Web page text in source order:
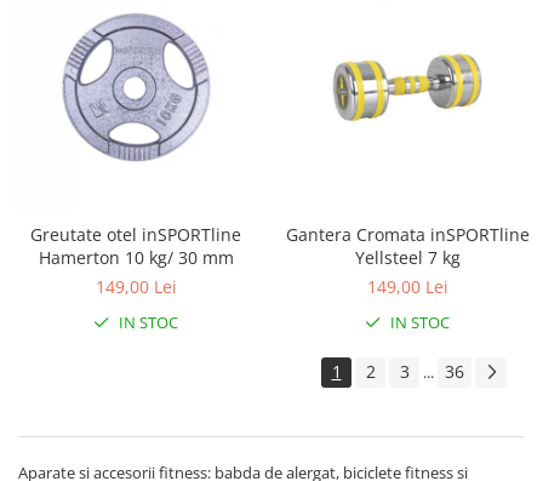
Greutate otel inSPORTline
Hamerton 10 kg/ 30 mm
149,00 Lei
IN STOC
Gantera Cromata inSPORTline
Yellsteel 7 kg
149,00 Lei
IN STOC
1 2 3 ... 36
Aparate si accesorii fitness: babda de alergat, biciclete fitness si